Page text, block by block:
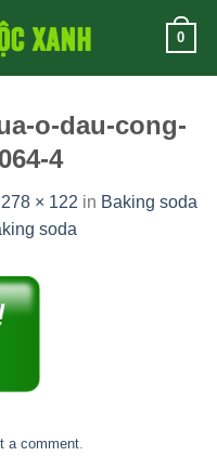
0
o-dau-cong-
4
278 × 122 in Baking soda
soda
a comment.